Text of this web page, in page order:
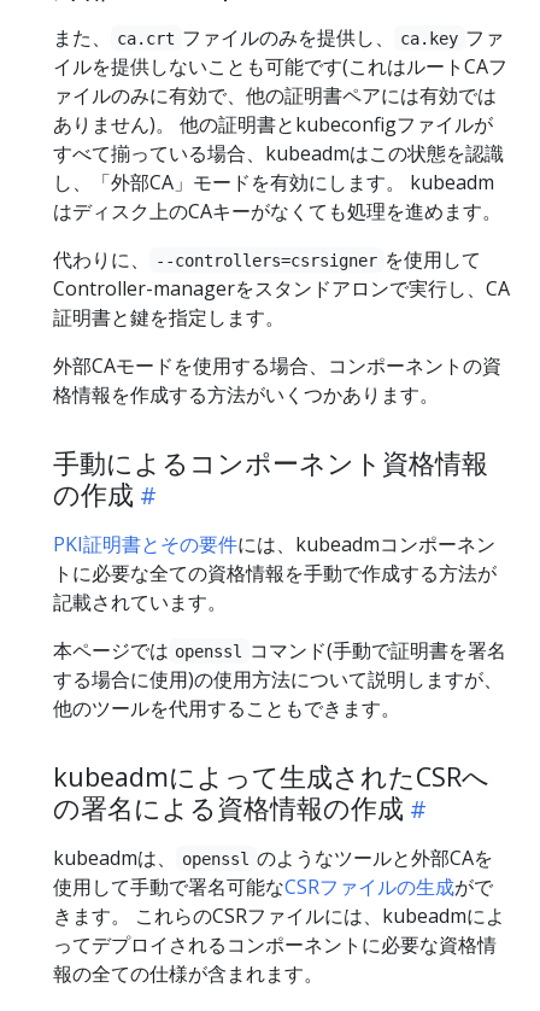
また、 ca.crt ファイルのみを提供し、 ca.key ファ
イルを提供しないことも可能です(これはルートCAフ
ァイルのみに有効で、他の証明書ペアには有効では
ありません)。 他の証明書とkubeconfigファイルが
すべて揃っている場合、kubeadmはこの状態を認識
し、「外部CA」モードを有効にします。 kubeadm
はディスク上のCAキーがなくても処理を進めます。
代わりに、
--controllers=csrsigner を使用して
Controller-managerをスタンドアロンで実行し、CA
証明書と鍵を指定します。
外部CAモードを使用する場合、コンポーネントの資
格情報を作成する方法がいくつかあります。
手動によるコンポーネント資格情報
の作成
PKI証明書とその要件には、kubeadmコンポーネン
トに必要な全ての資格情報を手動で作成する方法が
記載されています。
本ページでは openssl
コマンド(手動で証明書を署名
する場合に使用)の使用方法について説明しますが、
他のツールを代用することもできます。
kubeadmによって生成されたCSRへ
の署名による資格情報の作成
kubeadmは、 openssl のようなツールと外部CAを
使用して手動で署名可能なCSRファイルの生成がで
きます。 これらのCSRファイルには、kubeadmによ
ってデプロイされるコンポーネントに必要な資格情
報の全ての仕様が含まれます。